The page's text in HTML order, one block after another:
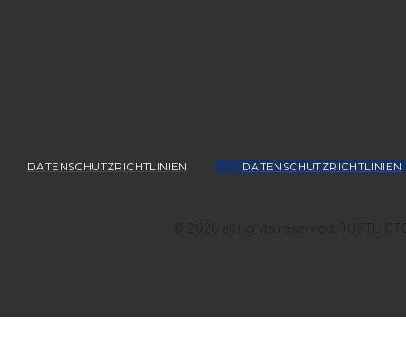
DATENSCHUTZRICHTLINIEN DATENSCHUTZRICHTLINIEN